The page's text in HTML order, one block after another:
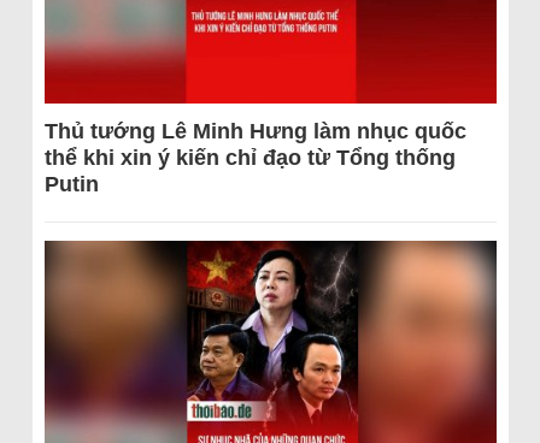
Thủ tướng Lê Minh Hưng làm nhục quốc
thể khi xin ý kiến chỉ đạo từ Tổng thống
Putin